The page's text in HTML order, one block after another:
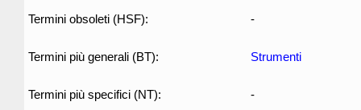
Termini obsoleti (HSF): -
Termini più generali (BT): Strumenti
Termini più specifici (NT): -